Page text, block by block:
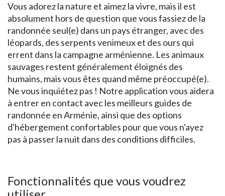
Vous adorez la nature et aimez la vivre, mais il est
absolument hors de question que vous fassiez de la
randonnée seul(e) dans un pays étranger, avec des
léopards, des serpents venimeux et des ours qui
errent dans la campagne arménienne. Les animaux
sauvages restent généralement éloignés des
humains, mais vous êtes quand même préoccupé(e).
Ne vous inquiétez pas ! Notre application vous aidera
à entrer en contact avec les meilleurs guides de
randonnée en Arménie, ainsi que des options
d'hébergement confortables pour que vous n'ayez
pas à passer la nuit dans des conditions difficiles.
Fonctionnalités que vous voudrez